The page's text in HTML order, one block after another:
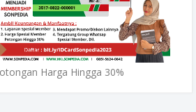
Harga Hingga 30%